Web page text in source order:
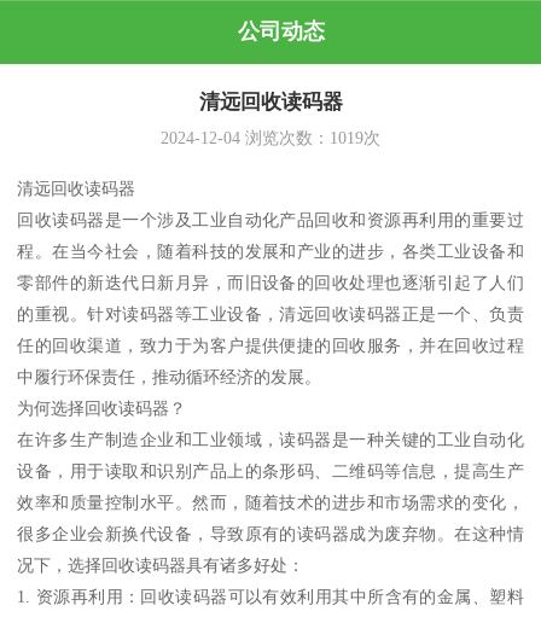
公司动态
清远回收读码器
2024-12-04 浏览次数： 1019次
清远回收读码器
回收读码器是一个涉及工业自动化产品回收和资源再利用的重要过
程。在当今社会，随着科技的发展和产业的进步，各类工业设备和
零部件的新迭代日新月异，而旧设备的回收处理也逐渐引起了人们
的重视。针对读码器等工业设备，清远回收读码器正是一个、负责
任的回收渠道，致力于为客户提供便捷的回收服务，并在回收过程
中履行环保责任，推动循环经济的发展。
为何选择回收读码器？
在许多生产制造企业和工业领域，读码器是一种关键的工业自动化
设备，用于读取和识别产品上的条形码、二维码等信息，提高生产
效率和质量控制水平。然而，随着技术的进步和市场需求的变化，
很多企业会新换代设备，导致原有的读码器成为废弃物。在这种情
况下，选择回收读码器具有诸多好处：
1. 资源再利用：回收读码器可以有效利用其中所含有的金属、塑料